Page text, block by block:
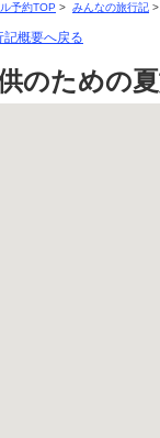
予約TOP > みんなの旅行記
記概要へ戻る
のための夏